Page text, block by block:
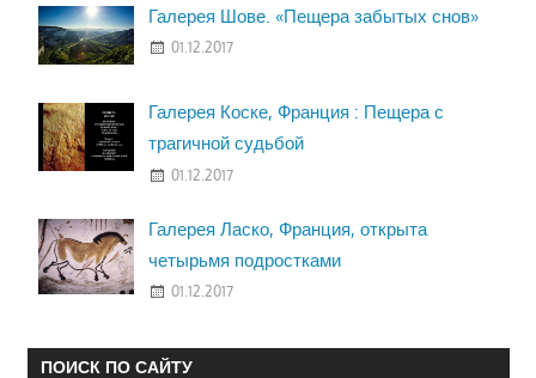
Галерея Шове. «Пещера забытых снов»
01.12.2017
Галерея Коске, Франция : Пещера с
трагичной судьбой
01.12.2017
Галерея Ласко, Франция, открыта
четырьмя подростками
01.12.2017
ПОИСК ПО САЙТУ